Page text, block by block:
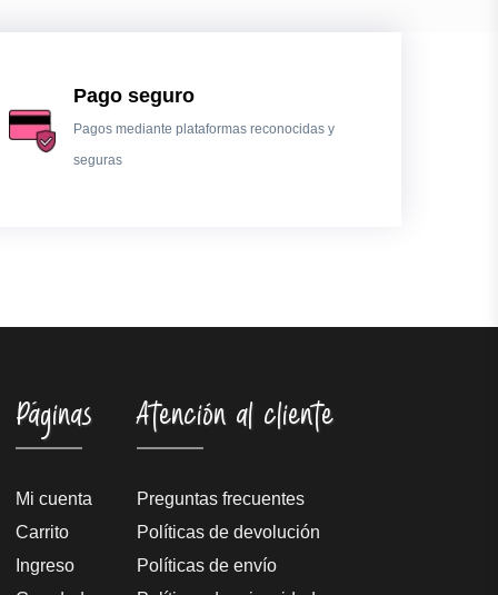
Pago seguro
Pagos mediante plataformas reconocidas y
seguras
Páginas
Mi cuenta
Carrito
Ingreso
Atención al cliente
Preguntas frecuentes
Políticas de devolución
Políticas de envío